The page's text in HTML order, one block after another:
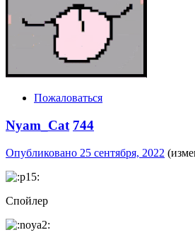
Пожаловаться
Nyam_Cat 744
Опубликовано 25 сентября, 2022
Спойлер